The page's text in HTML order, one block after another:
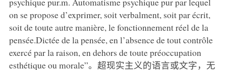
on se propose d’exprimer, soit verbalment, soit par écrit,
soit de toute autre manière, le fonctionnement réel de la
pensée.Dictée de la pensée, en l’absence de tout contrôle
exercé par la raison, en dehors de toute préoccupation
esthétique ou morale”。超现实主义的语言或文字，无